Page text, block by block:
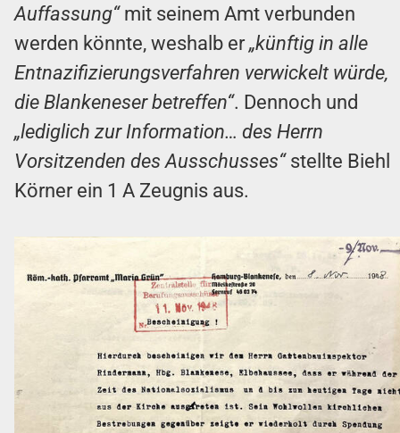
Auffassung“mit seinem Amt verbunden
werden könnte, weshalb er„künftig in alle
Entnazifizierungsverfahren verwickelt würde,
die Blankeneser betreffen“. Dennoch und
„lediglich zur Information… des Herrn
Vorsitzenden des Ausschusses“stellte Biehl
Körner ein 1 A Zeugnis aus.